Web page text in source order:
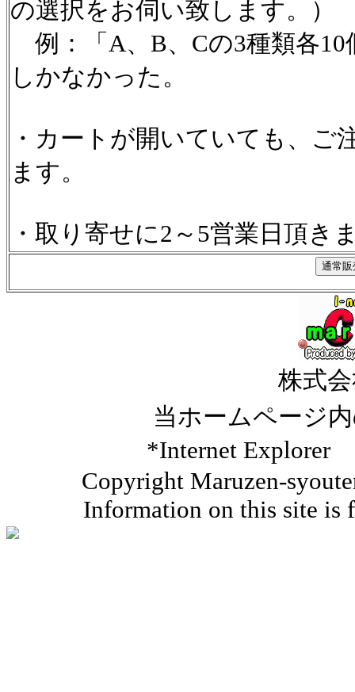
の選択をお伺い致します。）
例：「A、B、Cの3種類各10
しかなかった。
・カートが開いていても、ご
ます。
・取り寄せに2～5営業日頂き
株式
当ホームページ
*Internet Explorer
Copyright Maruzen-
Information on this site is